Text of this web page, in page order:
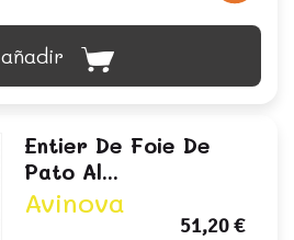
añadir
Entier De Foie De
Pato Al...
Avinova
51,20 €